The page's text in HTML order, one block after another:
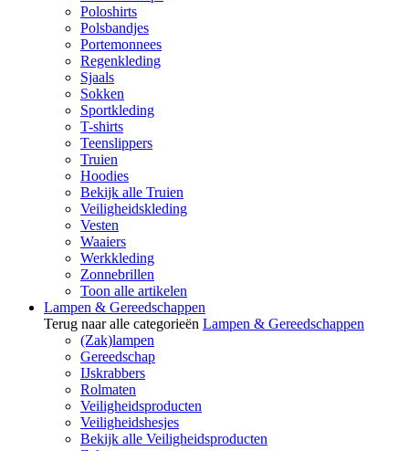
Poloshirts
Polsbandjes
Portemonnees
Regenkleding
Sjaals
Sokken
Sportkleding
T-shirts
Teenslippers
Truien
Hoodies
Bekijk alle Truien
Veiligheidskleding
Vesten
Waaiers
Werkkleding
Zonnebrillen
Toon alle artikelen
Lampen & Gereedschappen
Terug naar alle categorieën Lampen & Gereedschappen
(Zak)lampen
Gereedschap
IJskrabbers
Rolmaten
Veiligheidsproducten
Veiligheidshesjes
Bekijk alle Veiligheidsproducten